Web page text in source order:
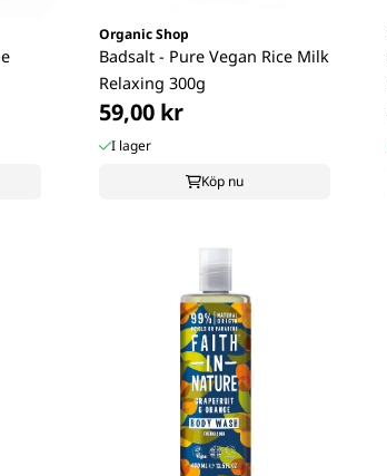
Organic Shop
Badsalt - Pure Vegan Rice Milk
Relaxing 300g
59,00 kr
I lager
Köp nu